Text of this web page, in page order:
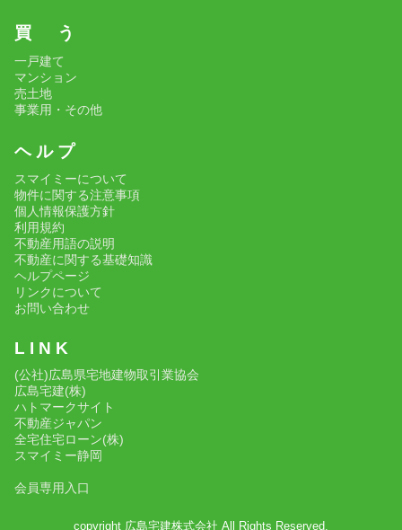
買 う
一戸建て
マンション
売土地
事業用・その他
ヘ ル プ
スマイミーについて
物件に関する注意事項
個人情報保護方針
利用規約
不動産用語の説明
不動産に関する基礎知識
ヘルプページ
リンクについて
お問い合わせ
L I N K
(公社)広島県宅地建物取引業協会
広島宅建(株)
ハトマークサイト
不動産ジャパン
全宅住宅ローン(株)
スマイミー静岡
会員専用入口
copyright 広島宅建株式会社 All Rights Reserved.